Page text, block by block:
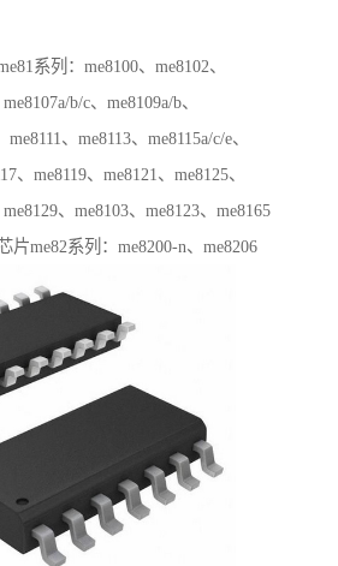
系列：me8100、me8102、
b/c、me8109a/b、
、me8113、me8115a/c/e、
、me8119、me8121、me8125、
、me8103、me8123、me8165
me82系列：me8200-n、me8206